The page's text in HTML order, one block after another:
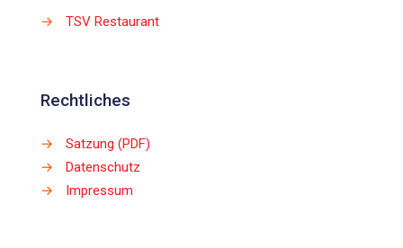
→ TSV Restaurant
Rechtliches
→
Satzung (PDF)
→
Datenschutz
→
Impressum